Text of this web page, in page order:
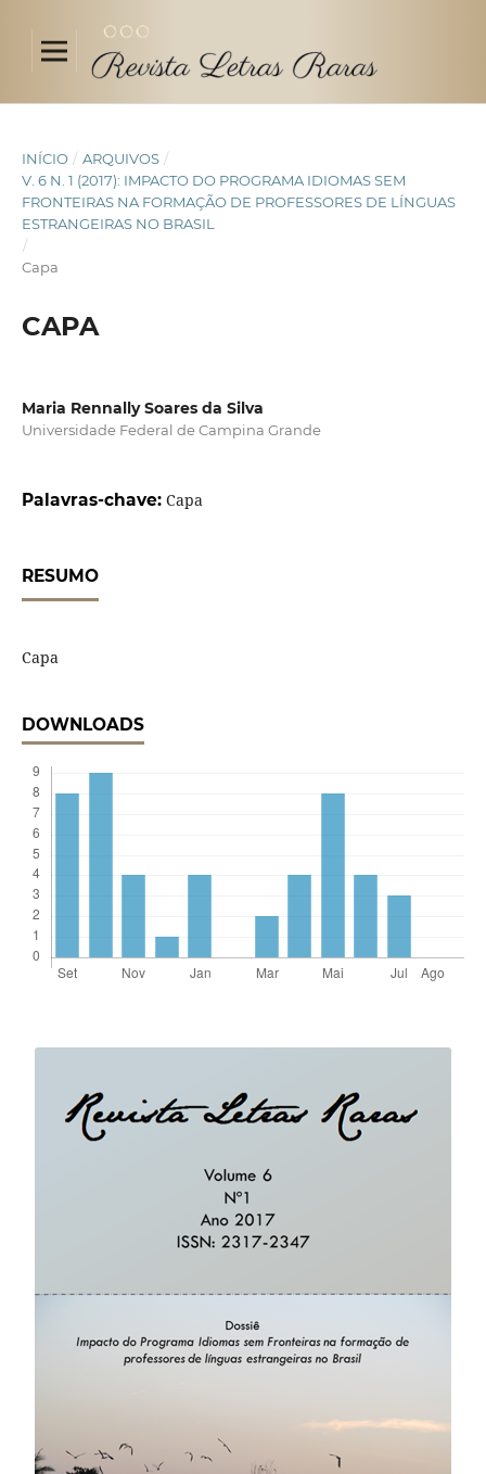
INÍCIO / ARQUIVOS /
V. 6 N. 1 (2017): IMPACTO DO PROGRAMA IDIOMAS SEM
FRONTEIRAS NA FORMAÇÃO DE PROFESSORES DE LÍNGUAS
ESTRANGEIRAS NO BRASIL
/
Capa
CAPA
Maria Rennally Soares da Silva
Universidade Federal de Campina Grande
Palavras-chave: Capa
RESUMO
Capa
DOWNLOADS